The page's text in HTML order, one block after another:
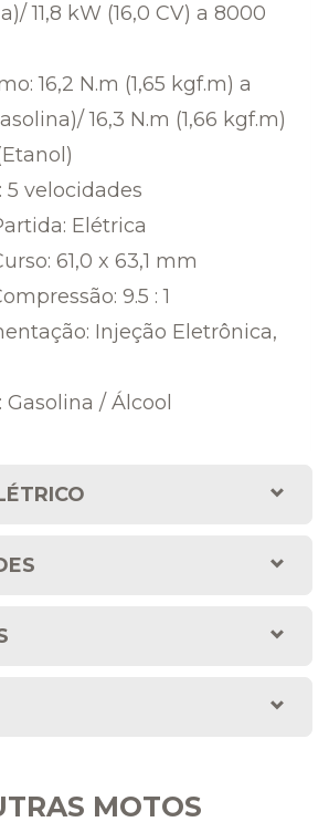
11,8 kW (16,0 CV) a 8000
16,2 N.m (1,65 kgf.m) a
16,3 N.m (1,66 kgf.m)
5 velocidades
Elétrica
61,0 x 63,1 mm
9.5 : 1
Injeção Eletrônica,
/ Álcool
MOTOS